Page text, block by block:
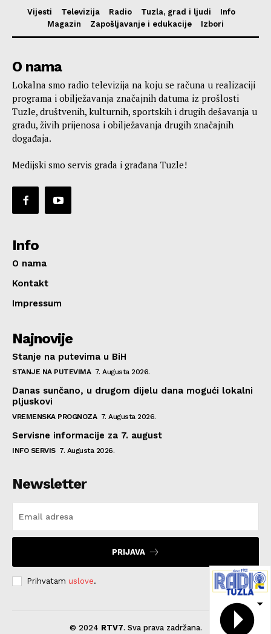
Vijesti Televizija Radio Tuzla, grad i ljudi
Info
Magazin
Zapošljavanje i edukacije Izbori
O nama
Lokalna smo radio televizija na koju se računa u realizaciji
programa i obilježavanja značajnih datuma iz prošlosti
Tuzle, društvenih, kulturnih, sportskih i drugih dešavanja u
gradu, živih prijenosa i obilježavanja drugih značajnih
događaja.
Medijski smo servis grada i građana Tuzle!
Info
O nama
Kontakt
Impressum
Najnovije
Stanje na putevima u BiH
STANJE NA PUTEVIMA 7. Augusta 2026.
Danas sunčano, u drugom dijelu dana mogući lokalni
pljuskovi
VREMENSKA PROGNOZA 7. Augusta 2026.
Servisne informacije za 7. august
INFO SERVIS 7. Augusta 2026.
Newsletter
PRIJAVA
Prihvatam uslove.
© 2024 RTV7. Sva prava zadržana.